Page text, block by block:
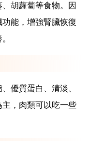
胡蘿蔔等食物。因
能，增強腎臟恢復
優質蛋白、清淡、
，肉類可以吃一些